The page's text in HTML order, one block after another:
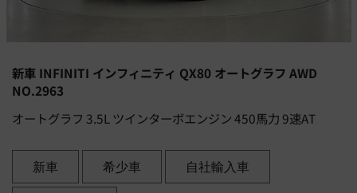
新車 INFINITI インフィニティ QX80 オートグラフ AWD
NO.2963
オートグラフ 3.5L ツインターボエンジン 450馬力 9速AT
新車 希少車 自社輸入車